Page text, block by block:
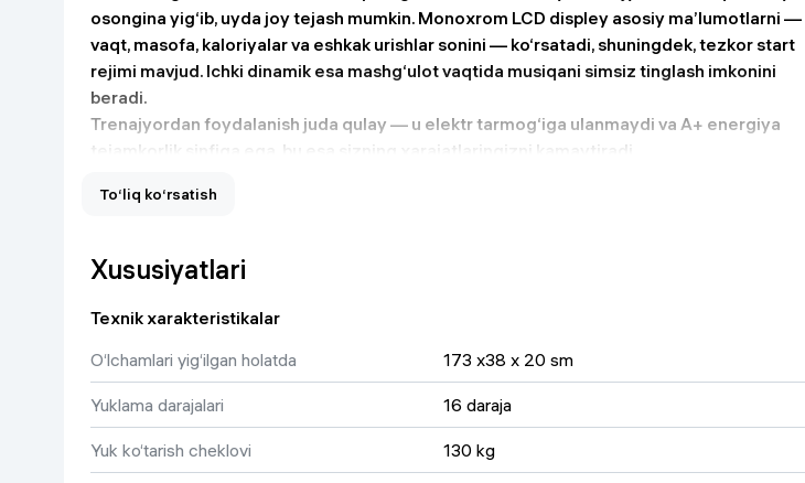
Uy va bog‘
Kanselyariya
Maishiy kimyo
Kitoblar
kiyimlar
osongina yig‘ib, uyda joy tejash mumkin. Monoxrom LCD displey asosiy ma’lumotlarni —
vaqt, masofa, kaloriyalar va eshkak urishlar sonini — ko‘rsatadi, shuningdek, tezkor start
rejimi mavjud. Ichki dinamik esa mashg‘ulot vaqtida musiqani simsiz tinglash imkonini
beradi.
Trenajyordan foydalanish juda qulay — u elektr tarmog‘iga ulanmaydi va A+ energiya
tejamkorlik sinfiga ega, bu esa sizning xarajatlaringizni kamaytiradi.
dizaynning mukammal uyg‘unligidir.
To‘liq ko‘rsatish
Xususiyatlari
Texnik xarakteristikalar
O‘lchamlari yig‘ilgan holatda
173 x38 x 20 sm
Yuklama darajalari 16 daraja
Yuk ko‘tarish cheklovi 130 kg